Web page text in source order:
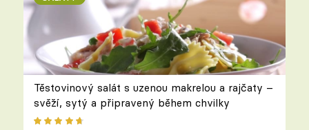
Těstovinový salát s uzenou makrelou a rajčaty –
svěží, sytý a připravený během chvilky